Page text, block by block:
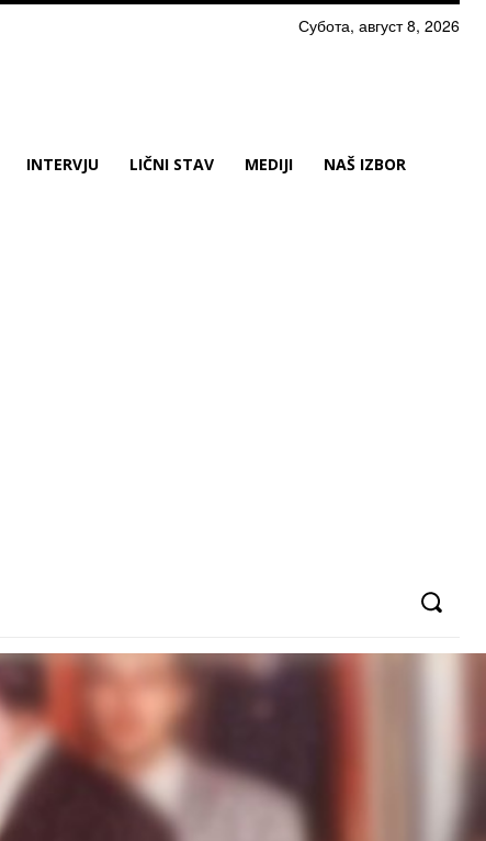
Субота, август 8, 2026
INTERVJU LIČNI STAV MEDIJI NAŠ IZBOR